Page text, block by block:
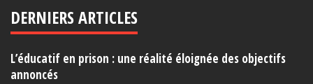
DERNIERS ARTICLES
L’éducatif en prison : une réalité éloignée des objectifs
annoncés